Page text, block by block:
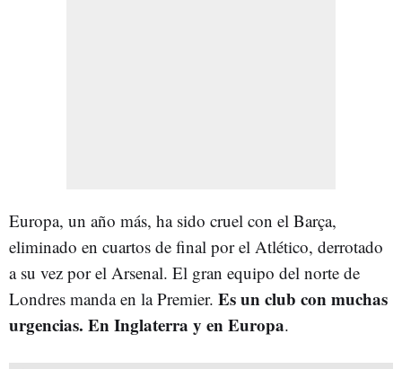
Europa, un año más, ha sido cruel con el Barça,
eliminado en cuartos de final por el Atlético, derrotado
a su vez por el Arsenal. El gran equipo del norte de
Londres manda en la Premier. Es un club con muchas
urgencias. En Inglaterra y en Europa.